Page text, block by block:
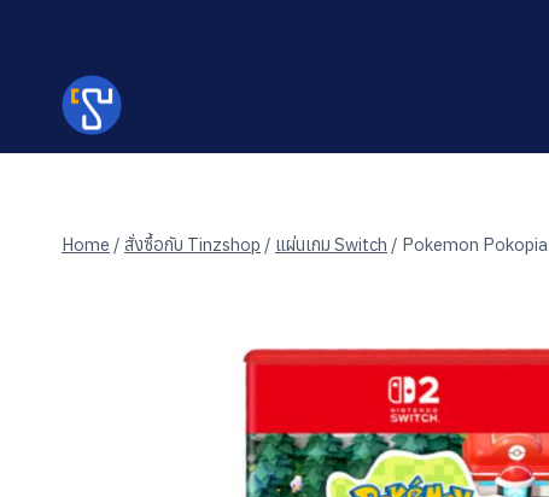
content
Home / สั่งซื้อกับ Tinzshop / แผ่นเกม Switch / Pokemon Pokopia